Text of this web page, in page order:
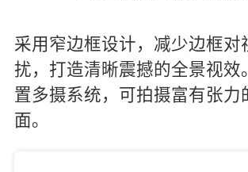
采用窄边框设计，减少边框对
扰，打造清晰震撼的全景视效
置多摄系统，可拍摄富有张力
面。